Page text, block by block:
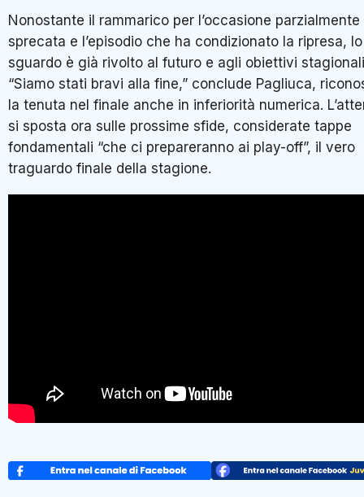
Nonostante il rammarico per l’occasione parzialmente
sprecata e l’episodio che ha condizionato la ripresa, lo
sguardo è già rivolto al futuro e agli obiettivi
“Siamo stati bravi alla fine,” conclude Pagliuca,
la tenuta nel finale anche in inferiorità numerica.
si sposta ora sulle prossime sfide, considerate tappe
fondamentali “che ci prepareranno ai play-off”, il vero
traguardo finale della stagione.